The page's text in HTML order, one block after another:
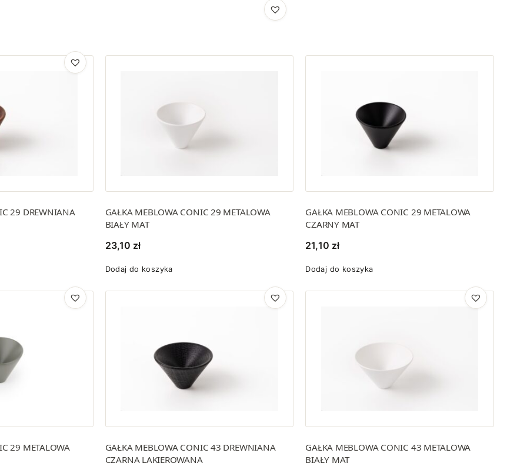
29 DREWNIANA
GAŁKA MEBLOWA CONIC 29 METALOWA
BIAŁY MAT
23,10 zł
Dodaj do koszyka
GAŁKA MEBLOWA CONIC 29 METALOWA
CZARNY MAT
21,10 zł
Dodaj do koszyka
29 METALOWA
GAŁKA MEBLOWA CONIC 43 DREWNIANA
CZARNA LAKIEROWANA
GAŁKA MEBLOWA CONIC 43 METALOWA
BIAŁY MAT